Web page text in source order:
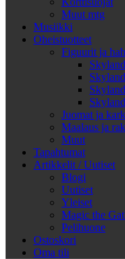
Muut mtg
Musiikki
Oheistuotteet
Figuurit ja
Juomat ja
Maalaus ja
Muut
Tapahtumat
Artikkelit / Uutiset
Blogi
Uutiset
Yleiset
Magic the
Pelihuone
Ostoskori
Oma tili